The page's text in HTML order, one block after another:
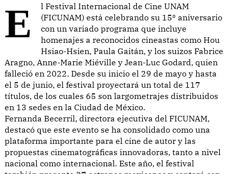
El Festival Internacional de Cine UNAM
(FICUNAM) está celebrando su 15º aniversario
con un variado programa que incluye
homenajes a reconocidos cineastas como Hou
Hsiao-Hsien, Paula Gaitán, y los suizos Fabrice
Aragno, Anne-Marie Miéville y Jean-Luc Godard, quien
falleció en 2022. Desde su inicio el 29 de mayo y hasta
el 5 de junio, el festival proyectará un total de 117
títulos, de los cuales 65 son largometrajes distribuidos
en 13 sedes en la Ciudad de México.
Fernanda Becerril, directora ejecutiva del FICUNAM,
destacó que este evento se ha consolidado como una
plataforma importante para el cine de autor y las
propuestas cinematográficas innovadoras, tanto a nivel
nacional como internacional. Este año, el festival